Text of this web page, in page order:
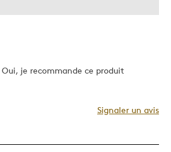
Oui, je recommande ce produit
Signaler un avis